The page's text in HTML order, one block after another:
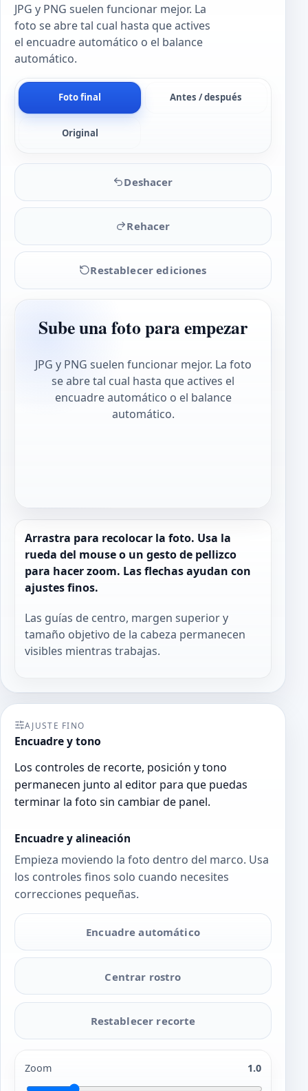
JPG y PNG suelen funcionar mejor. La
foto se abre tal cual hasta que actives
el encuadre automático o el balance
automático.
Foto final Antes / después
Original
Deshacer
Rehacer
Restablecer ediciones
Sube una foto para empezar
JPG y PNG suelen funcionar mejor. La foto
se abre tal cual hasta que actives el
encuadre automático o el balance
automático.
Arrastra para recolocar la foto. Usa la
rueda del mouse o un gesto de pellizco
para hacer zoom. Las flechas ayudan con
ajustes finos.
Las guías de centro, margen superior y
tamaño objetivo de la cabeza permanecen
visibles mientras trabajas.
AJUSTE FINO
Encuadre y tono
Los controles de recorte, posición y tono
permanecen junto al editor para que puedas
terminar la foto sin cambiar de panel.
Encuadre y alineación
Empieza moviendo la foto dentro del marco. Usa
los controles finos solo cuando necesites
correcciones pequeñas.
Encuadre automático
Centrar rostro
Restablecer recorte
Zoom 1.0